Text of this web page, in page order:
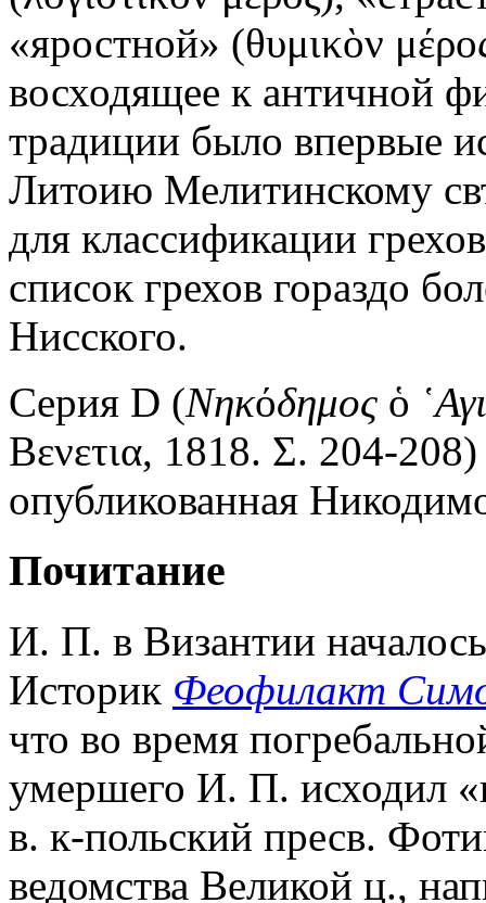
«яростной» (θυμικὸν
восходящее к античной
традиции было впервые
Литоию Мелитинскому
для классификации
список грехов гораздо
Нисского.
Серия D (Νηκόδημος ὁ
Βενετια, 1818. Σ. 204-
опубликованная
Почитание
И. П. в Византии
Историк Феофилакт
что во время
умершего И. П. исходил
в. к-польский пресв.
ведомства Великой ц.,